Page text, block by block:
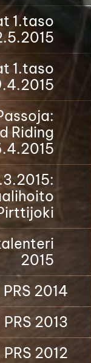
1.taso
1.taso
Riding
2015
PRS 2014
PRS 2013
PRS 2012